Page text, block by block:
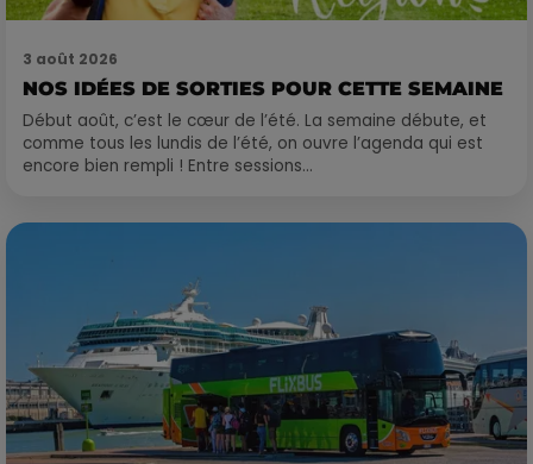
3 août 2026
NOS IDÉES DE SORTIES POUR CETTE SEMAINE
Début août, c’est le cœur de l’été. La semaine débute, et
comme tous les lundis de l’été, on ouvre l’agenda qui est
encore bien rempli ! Entre sessions...